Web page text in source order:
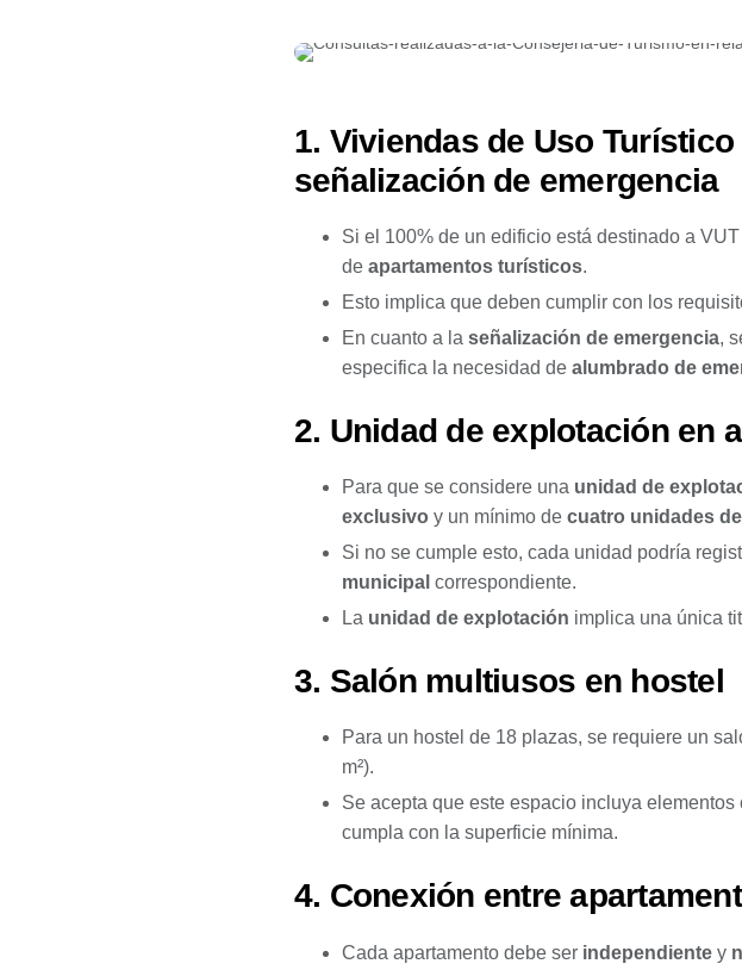
1. Viviendas de Uso
señalización de emergencia
Si el 100% de un edificio está destinado a
de apartamentos turísticos.
Esto implica que deben cumplir con los
En cuanto a la señalización de emergencia,
especifica la necesidad de alumbrado de
2. Unidad de explotación en
Para que se considere una unidad de
exclusivo y un mínimo de cuatro unidades
Si no se cumple esto, cada unidad podría
municipal correspondiente.
La unidad de explotación implica una única
3. Salón multiusos en hostel
Para un hostel de 18 plazas, se requiere un
m²).
Se acepta que este espacio incluya elementos
cumpla con la superficie mínima.
4. Conexión entre
Cada apartamento debe ser independiente y